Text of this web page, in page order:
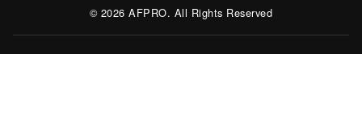
© 2026 AFPRO. All Rights Reserved